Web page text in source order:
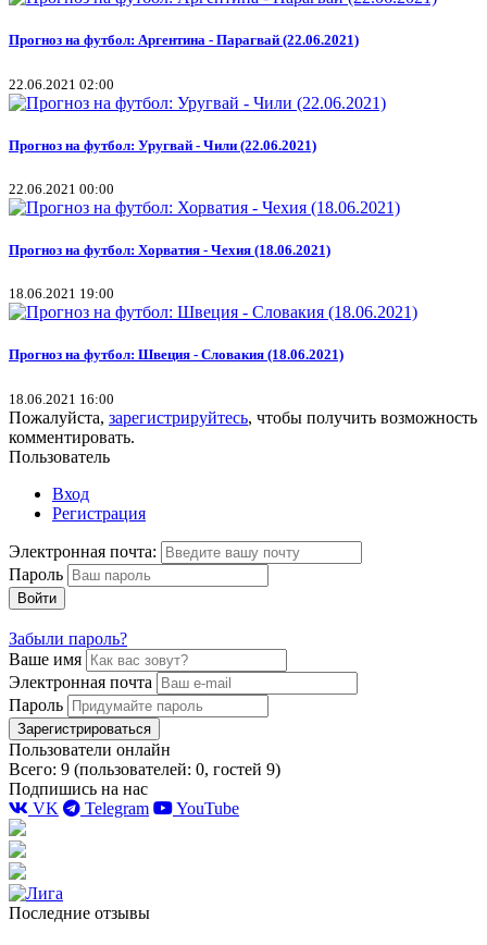
Прогноз на футбол: Аргентина - Парагвай (22.06.2021)
22.06.2021 02:00
Прогноз на футбол: Уругвай - Чили (22.06.2021)
22.06.2021 00:00
Прогноз на футбол: Хорватия - Чехия (18.06.2021)
18.06.2021 19:00
Прогноз на футбол: Швеция - Словакия (18.06.2021)
18.06.2021 16:00
Пожалуйста, зарегистрируйтесь, чтобы получить возможность
комментировать.
Пользователь
Вход
Регистрация
Электронная почта:
Пароль
Войти
Забыли пароль?
Ваше имя
Электронная почта
Пароль
Зарегистрироваться
Пользователи онлайн
Всего: 9 (пользователей: 0, гостей 9)
Подпишись на нас
VK
Telegram YouTube
Последние отзывы